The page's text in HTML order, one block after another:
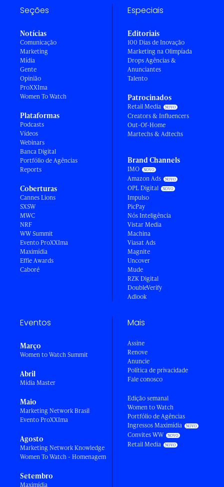
Seções
Notícias
Comunicação
Marketing
Mídia
Gente
Opinião
ProXXIma
Women To Watch
Plataformas
Podcasts
Vídeos
Webinars
Banca Digital
Portfólio de Agências
Reports
Coberturas
Cannes Lions
SXSW
MWC
NRF
WW Summit
Evento ProXXIma
Maximídia
Effie Awards
Caboré
Especiais
Editoriais
100 Dias de Inovação
Marketing na Olimpíada
Drops Agências &
Anunciantes
Talento
Patrocinados
Retail Media
Creators & Influencers
Out-Of-Home
Martechs & Adtechs
Brand Channels
IMO
Amazon Ads
OPL Digital
Impulso
PicPay
Nós Inteligência
Vistar Media
Machina
Viasat Ads
Magnite
Uncover
Mude
RZK Digital
DoubleVerify
Adlook
Eventos
Março
Women to Watch Summit
Abril
Mídia Master
Maio
Marketing Network Brasil
Evento ProXXIma
Agosto
Marketing Network Knowledge
Women To Watch - Homenagem
Setembro
Maximídia
Mais
Assine
Renove
Anuncie
Política de privacidade
Fale conosco
Edição semanal
Women to Watch
Portfólio de Agências
Ingressos Maximídia
Convites WW
Retail Media